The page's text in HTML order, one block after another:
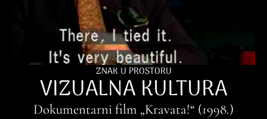
ZNAK U PROSTORU
VIZUALNA KULTURA
Dokumentarni film „Kravata!“ (1998.)